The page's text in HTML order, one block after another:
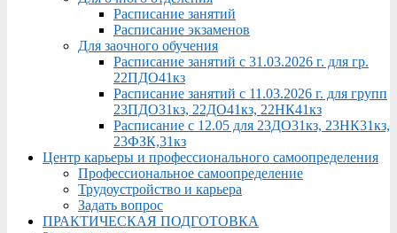
Расписание занятий
Расписание экзаменов
Для заочного обучения
Расписание занятий с 31.03.2026 г. для гр.
22ПДО41кз
Расписание занятий с 11.03.2026 г. для групп
23ПДО31кз, 22ДО41кз, 22НК41кз
Расписание с 12.05 для 23ДО31кз, 23НК31кз,
23ФЗК,31кз
Центр карьеры и профессионального самоопределения
Профессиональное самоопределение
Трудоустройство и карьера
Задать вопрос
ПРАКТИЧЕСКАЯ ПОДГОТОВКА